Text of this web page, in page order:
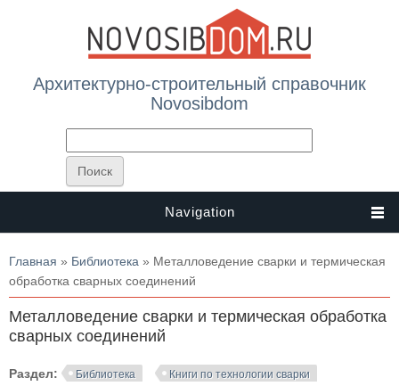
Архитектурно-строительный справочник
Novosibdom
Navigation
Вы здесь
Главная » Библиотека » Металловедение сварки и термическая
обработка сварных соединений
Металловедение сварки и термическая обработка
сварных соединений
Раздел: Библиотека Книги по технологии сварки